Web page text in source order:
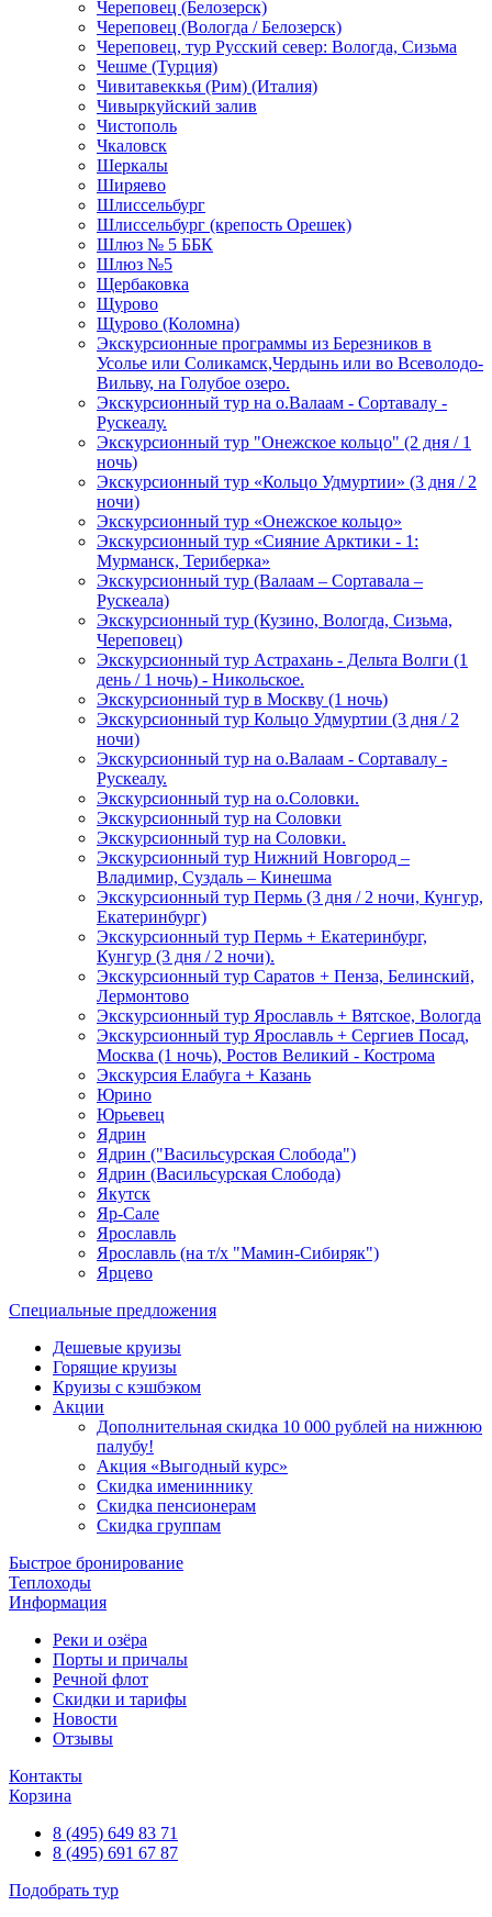
Череповец (Белозерск)
Череповец (Вологда / Белозерск)
Череповец, тур Русский север: Вологда, Сизьма
Чешме (Турция)
Чивитавеккья (Рим) (Италия)
Чивыркуйский залив
Чистополь
Чкаловск
Шеркалы
Ширяево
Шлиссельбург
Шлиссельбург (крепость Орешек)
Шлюз № 5 ББК
Шлюз №5
Щербаковка
Щурово
Щурово (Коломна)
Экскурсионные программы из Березников в
Усолье или Соликамск,Чердынь или во Всеволодо-
Вильву, на Голубое озеро.
Экскурсионный тур на о.Валаам - Сортавалу -
Рускеалу.
Экскурсионный тур "Онежское кольцо" (2 дня / 1
ночь)
Экскурсионный тур «Кольцо Удмуртии» (3 дня / 2
ночи)
Экскурсионный тур «Онежское кольцо»
Экскурсионный тур «Сияние Арктики - 1:
Мурманск, Териберка»
Экскурсионный тур (Валаам – Сортавала –
Рускеала)
Экскурсионный тур (Кузино, Вологда, Сизьма,
Череповец)
Экскурсионный тур Астрахань - Дельта Волги (1
день / 1 ночь) - Никольское.
Экскурсионный тур в Москву (1 ночь)
Экскурсионный тур Кольцо Удмуртии (3 дня / 2
ночи)
Экскурсионный тур на о.Валаам - Сортавалу -
Рускеалу.
Экскурсионный тур на о.Соловки.
Экскурсионный тур на Соловки
Экскурсионный тур на Соловки.
Экскурсионный тур Нижний Новгород –
Владимир, Суздаль – Кинешма
Экскурсионный тур Пермь (3 дня / 2 ночи, Кунгур,
Екатеринбург)
Экскурсионный тур Пермь + Екатеринбург,
Кунгур (3 дня / 2 ночи).
Экскурсионный тур Саратов + Пенза, Белинский,
Лермонтово
Экскурсионный тур Ярославль + Вятское, Вологда
Экскурсионный тур Ярославль + Сергиев Посад,
Москва (1 ночь), Ростов Великий - Кострома
Экскурсия Елабуга + Казань
Юрино
Юрьевец
Ядрин
Ядрин ("Васильсурская Слобода")
Ядрин (Васильсурская Слобода)
Якутск
Яр-Сале
Ярославль
Ярославль (на т/х "Мамин-Сибиряк")
Ярцево
Специальные предложения
Дешевые круизы
Горящие круизы
Круизы с кэшбэком
Акции
Дополнительная скидка 10 000 рублей на нижнюю
палубу!
Акция «Выгодный курс»
Скидка имениннику
Скидка пенсионерам
Скидка группам
Быстрое бронирование
Теплоходы
Информация
Реки и озёра
Порты и причалы
Речной флот
Скидки и тарифы
Новости
Отзывы
Контакты
Корзина
8 (495) 649 83 71
8 (495) 691 67 87
Подобрать тур